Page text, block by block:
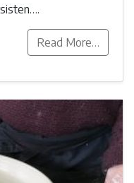
Read More…